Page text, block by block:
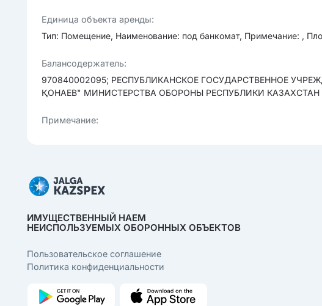
Единица объекта аренды:
Тип: Помещение, Наименование: под банкомат, Примечание: ,
Балансодержатель:
970840002095; РЕСПУБЛИКАНСКОЕ ГОСУДАРСТВЕННОЕ
ҚОНАЕВ" МИНИСТЕРСТВА ОБОРОНЫ РЕСПУБЛИКИ КАЗАХСТАН
Примечание:
ИМУЩЕСТВЕННЫЙ НАЕМ
НЕИСПОЛЬЗУЕМЫХ ОБОРОННЫХ ОБЪЕКТОВ
Пользовательcкое соглашение
Политика конфиденциальности